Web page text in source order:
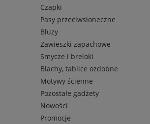
Czapki
Pasy przeciwsłoneczne
Bluzy
Zawieszki zapachowe
Smycze i breloki
Blachy, tablice ozdobne
Motywy ścienne
Pozostałe gadżety
Nowości
Promocje